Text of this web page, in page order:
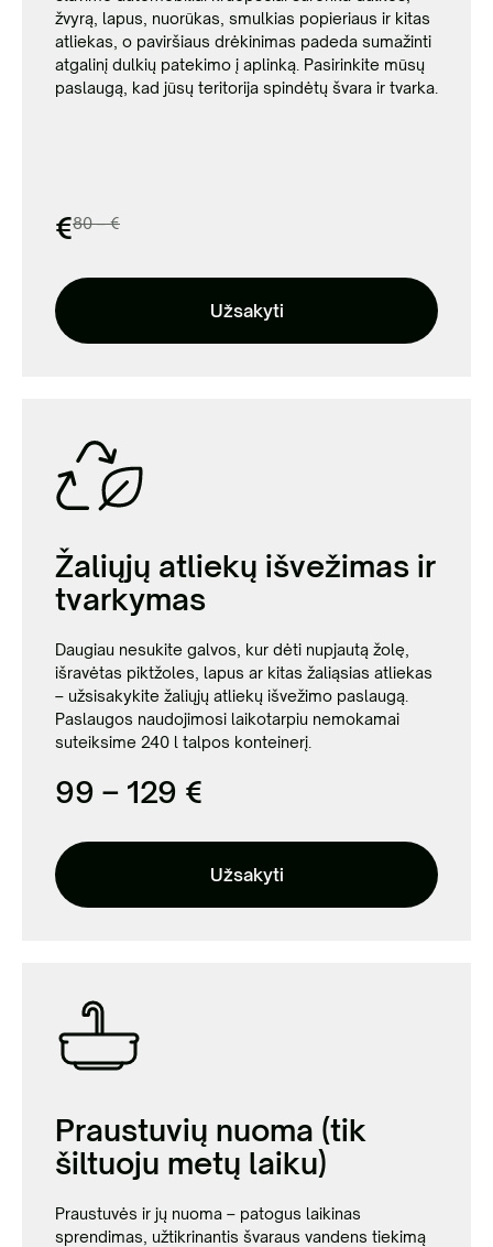
žvyrą, lapus, nuorūkas, smulkias popieriaus ir kitas
atliekas, o paviršiaus drėkinimas padeda sumažinti
atgalinį dulkių patekimo į aplinką. Pasirinkite mūsų
paslaugą, kad jūsų teritorija spindėtų švara ir tvarka.
€80 – €
Užsakyti
Žaliųjų atliekų išvežimas ir
tvarkymas
Daugiau nesukite galvos, kur dėti nupjautą žolę,
išravėtas piktžoles, lapus ar kitas žaliąsias atliekas
– užsisakykite žaliųjų atliekų išvežimo paslaugą.
Paslaugos naudojimosi laikotarpiu nemokamai
suteiksime 240 l talpos konteinerį.
99 – 129 €
Užsakyti
Praustuvių nuoma (tik
šiltuoju metų laiku)
Praustuvės ir jų nuoma – patogus laikinas
sprendimas, užtikrinantis švaraus vandens tiekimą